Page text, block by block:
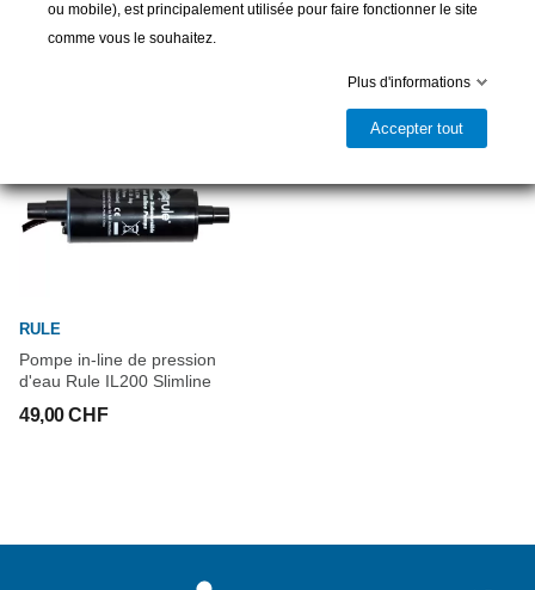
RULE
Pompe in-line de pression
d'eau Rule IL200 Slimline
49,00 CHF
ou mobile), est principalement utilisée pour faire fonctionner le site
comme vous le souhaitez.
Plus d'informations
Accepter tout